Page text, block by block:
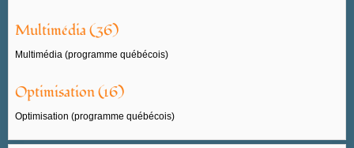
Multimédia (36)
Multimédia (programme québécois)
Optimisation (16)
Optimisation (programme québécois)